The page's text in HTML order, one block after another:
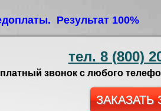
Результат 100%
тел. 8 (800)
звонок с любого
ЗАКАЗАТЬ